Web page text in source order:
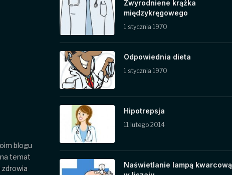
blogu
temat
Zwyrodniene krążka
międzykręgowego
1 stycznia 1970
Odpowiednia dieta
1 stycznia 1970
Hipotrepsja
11 lutego 2014
Naświetlanie lampą kwarcową